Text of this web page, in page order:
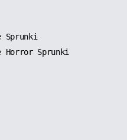
Sprunki
Horror Sprunki